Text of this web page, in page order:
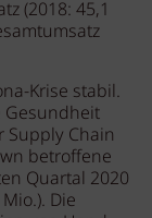
(2018: 45,1
Krise stabil.
Gesundheit
Chain
betroffene
Quartal 2020
Die